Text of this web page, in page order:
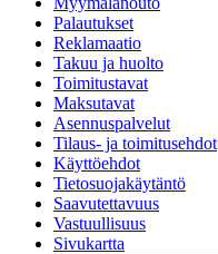
Palautukset
Reklamaatio
Takuu ja huolto
Toimitustavat
Maksutavat
Asennuspalvelut
Tilaus- ja toimitusehdot
Käyttöehdot
Tietosuojakäytäntö
Saavutettavuus
Vastuullisuus
Sivukartta